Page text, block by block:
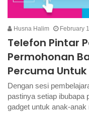
Husna Halim February
Telefon Pintar
Permohonan
Percuma
Dengan sesi
pastinya setiap ibubapa
gadget untuk anak-